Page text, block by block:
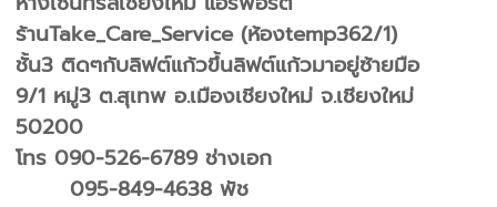
ร้านTake_Care_Service (ห้องtemp362/1)
ชั้น3 ติดๆกับลิฟต์แก้วขึ้นลิฟต์แก้วมาอยู่ซ้ายมือ
9/1 หมู่3 ต.สุเทพ อ.เมืองเชียงใหม่ จ.เชียงใหม่
50200
โทร 090-526-6789 ช่างเอก
095-849-4638 พัช